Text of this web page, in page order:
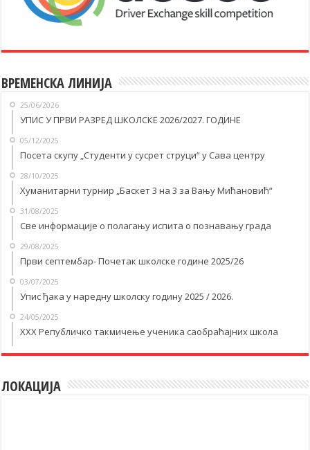
ВРЕМЕНСКА ЛИНИЈА
25/06/2026
УПИС У ПРВИ РАЗРЕД ШКОЛСКЕ 2026/2027. ГОДИНЕ
05/12/2025
Посета скупу „Студенти у сусрет струци“ у Савa центру
28/10/2025
Хуманитарни турнир „Баскет 3 на 3 за Вању Мићановић“
31/08/2025
Све информације о полагању испита о познавању града
29/08/2025
Први септембар- Почетак школске године 2025/26
03/07/2025
Упис ђака у наредну школску годину 2025 / 2026.
24/05/2025
XXX Републичко такмичење ученика саобраћајних школа
ЛОКАЦИЈА